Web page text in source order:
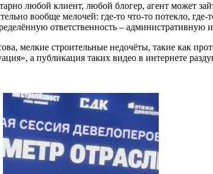
любой клиент, любой блогер, агент может
вообще мелочей: где-то что-то потекло,
ответственность –
мелкие строительные недочёты, такие как
а публикация таких видео в интернете